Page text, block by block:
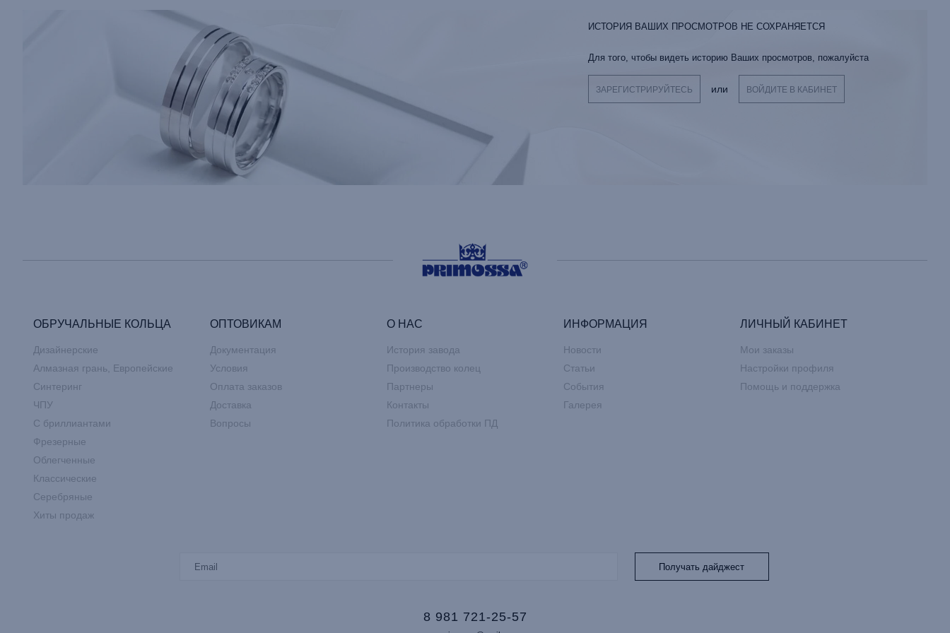
ИСТОРИЯ ВАШИХ ПРОСМОТРОВ НЕ СОХРАНЯЕТСЯ
Для того, чтобы видеть историю Ваших просмотров, пожалуйста
ЗАРЕГИСТРИРУЙТЕСЬ или ВОЙДИТЕ В КАБИНЕТ
ОБРУЧАЛЬНЫЕ КОЛЬЦА
Дизайнерские
Алмазная грань, Европейские
Синтеринг
ЧПУ
С бриллиантами
Фрезерные
Облегченные
Классические
Серебряные
Хиты продаж
ОПТОВИКАМ
Документация
Условия
Оплата заказов
Доставка
Вопросы
О НАС
История завода
Производство колец
Партнеры
Контакты
Политика обработки ПД
ИНФОРМАЦИЯ
Новости
Статьи
События
Галерея
ЛИЧНЫЙ КАБИНЕТ
Мои заказы
Настройки профиля
Помощь и поддержка
8 981 721-25-57